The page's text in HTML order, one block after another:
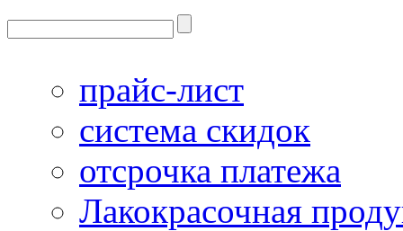
прайс-лист
система скидок
отсрочка платежа
Лакокрасочная